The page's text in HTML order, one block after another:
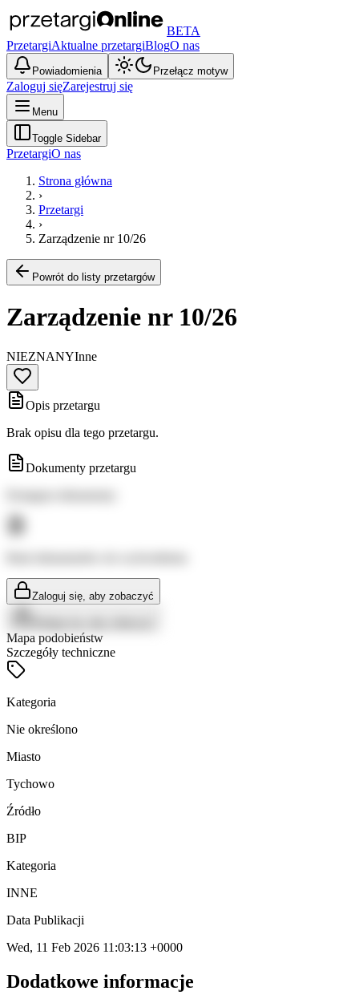
BETA
PrzetargiAktualne przetargiBlogO nas
Powiadomienia Przełącz motyw
Zaloguj sięZarejestruj się
Menu
Toggle Sidebar
PrzetargiO nas
Strona główna
›
Przetargi
›
Zarządzenie nr 10/26
Powrót do listy przetargów
Zarządzenie nr 10/26
NIEZNANYInne
Opis przetargu
Brak opisu dla tego przetargu.
Dokumenty przetargu
Zaloguj się, aby zobaczyć
Mapa podobieństw
Szczegóły techniczne
Kategoria
Nie określono
Miasto
Tychowo
Źródło
BIP
Kategoria
INNE
Data Publikacji
Wed, 11 Feb 2026 11:03:13 +0000
Dodatkowe informacje